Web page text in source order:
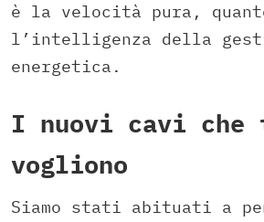
è la velocità pura,
l’intelligenza della
energetica.
I nuovi cavi
vogliono
Siamo stati abituati a